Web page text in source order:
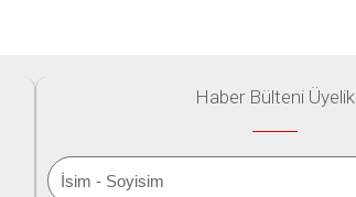
Haber Bülteni Üyelik